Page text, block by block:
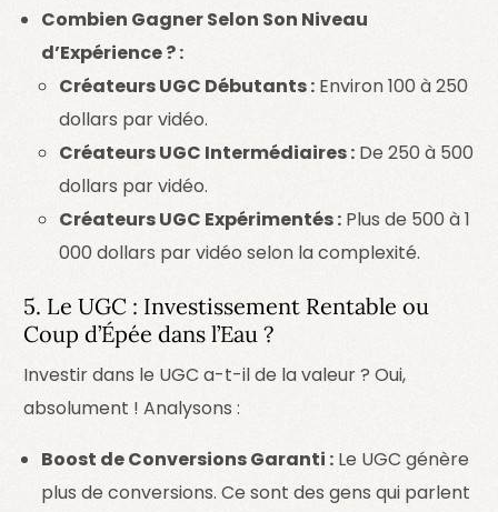
Combien Gagner Selon Son Niveau
d’Expérience ? :
Créateurs UGC Débutants : Environ 100 à 250
dollars par vidéo.
Créateurs UGC Intermédiaires : De 250 à 500
dollars par vidéo.
Créateurs UGC Expérimentés : Plus de 500 à 1
000 dollars par vidéo selon la complexité.
5. Le UGC : Investissement Rentable ou
Coup d’Épée dans l’Eau ?
Investir dans le UGC a-t-il de la valeur ? Oui,
absolument ! Analysons :
Boost de Conversions Garanti : Le UGC génère
plus de conversions. Ce sont des gens qui parlent